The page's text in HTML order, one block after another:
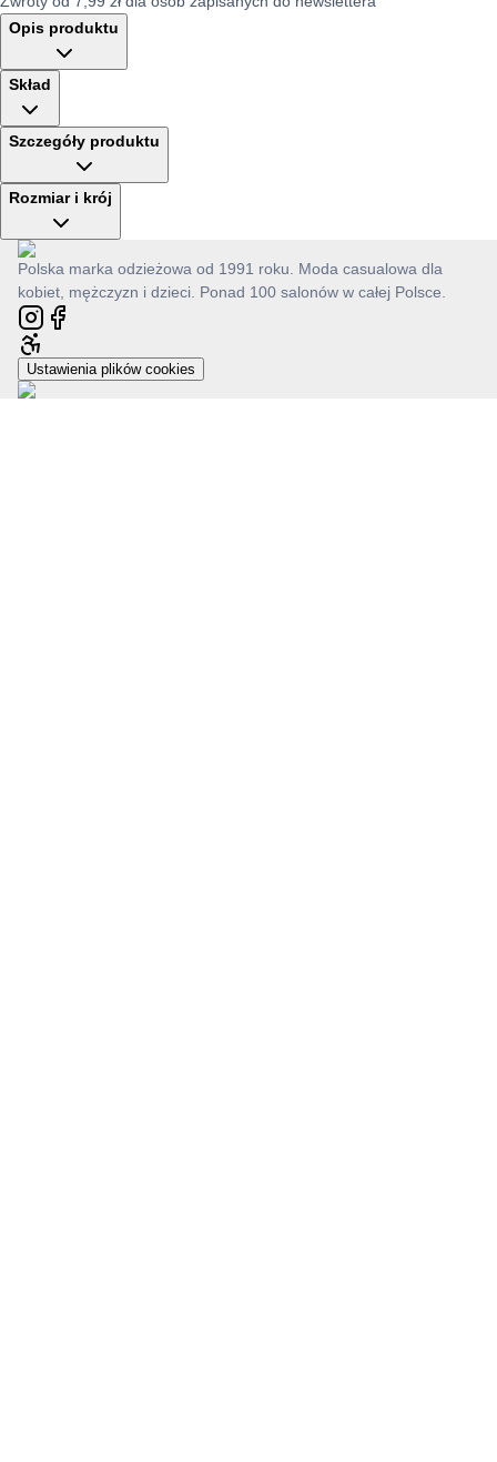
Opis produktu
Skład
Szczegóły produktu
Rozmiar i krój
Polska marka odzieżowa od 1991 roku. Moda casualowa dla
kobiet, mężczyzn i dzieci. Ponad 100 salonów w całej Polsce.
Ustawienia plików cookies